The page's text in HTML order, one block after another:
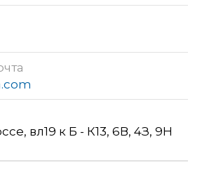
вл19 к Б - К13, 6В, 4З, 9Н